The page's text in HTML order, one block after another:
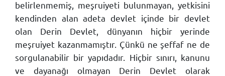
belirlenmemiş, meşruiyeti bulunmayan, yetkisini
kendinden alan adeta devlet içinde bir devlet
olan Derin Devlet, dünyanın hiçbir yerinde
meşruiyet kazanmamıştır. Çünkü ne şeffaf ne de
sorgulanabilir bir yapıdadır. Hiçbir sınırı, kanunu
ve dayanağı olmayan Derin Devlet olarak